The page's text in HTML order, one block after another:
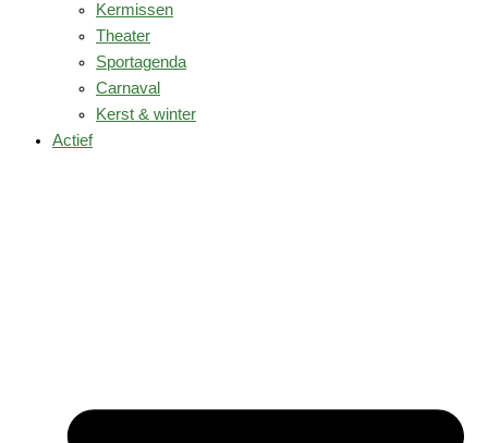
Kermissen
Theater
Sportagenda
Carnaval
Kerst & winter
Actief